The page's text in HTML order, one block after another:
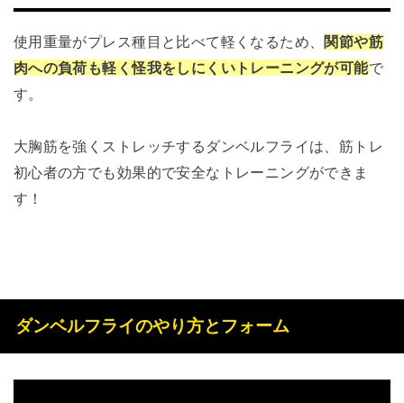
使用重量がプレス種目と比べて軽くなるため、 関節や筋
肉への負荷も軽く怪我をしにくいトレーニングが可能で
す。
大胸筋を強くストレッチするダンベルフライは、筋トレ
初心者の方でも効果的で安全なトレーニングができま
す！
ダンベルフライのやり方とフォーム